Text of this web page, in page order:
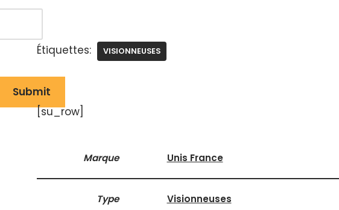
Étiquettes: VISIONNEUSES
[su_row]
Marque Unis France
Type Visionneuses